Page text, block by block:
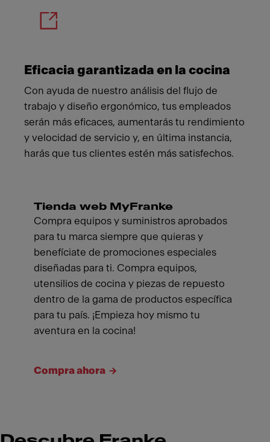
Eficacia garantizada en la cocina
Con ayuda de nuestro análisis del flujo de
trabajo y diseño ergonómico, tus empleados
serán más eficaces, aumentarás tu rendimiento
y velocidad de servicio y, en última instancia,
harás que tus clientes estén más satisfechos.
Tienda web MyFranke
Compra equipos y suministros aprobados
para tu marca siempre que quieras y
benefíciate de promociones especiales
diseñadas para ti. Compra equipos,
utensilios de cocina y piezas de repuesto
dentro de la gama de productos específica
para tu país. ¡Empieza hoy mismo tu
aventura en la cocina!
Compra ahora